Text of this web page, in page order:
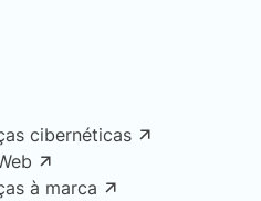
cibernéticas
à marca